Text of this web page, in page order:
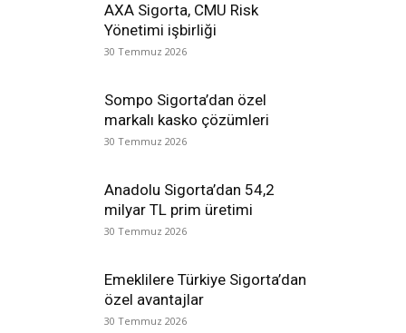
AXA Sigorta, CMU Risk
Yönetimi işbirliği
30 Temmuz 2026
Sompo Sigorta’dan özel
markalı kasko çözümleri
30 Temmuz 2026
Anadolu Sigorta’dan 54,2
milyar TL prim üretimi
30 Temmuz 2026
Emeklilere Türkiye Sigorta’dan
özel avantajlar
30 Temmuz 2026